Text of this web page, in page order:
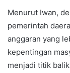
Menurut Iwan,
pemerintah
anggaran yang
kepentingan
menjadi titik